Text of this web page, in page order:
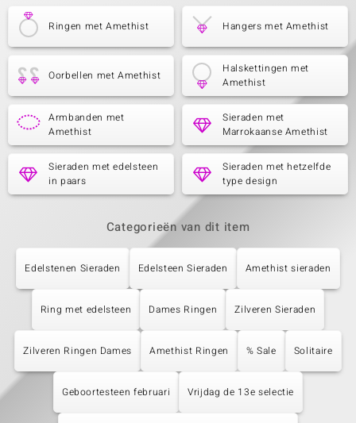
Ringen met Amethist Hangers met Amethist
Oorbellen met Amethist
Halskettingen met
Amethist
Armbanden met
Amethist
Sieraden met
Marrokaanse Amethist
Sieraden met edelsteen
in paars
Sieraden met hetzelfde
type design
Categorieën van dit item
Edelstenen Sieraden Edelsteen Sieraden Amethist sieraden
Ring met edelsteen Dames Ringen Zilveren Sieraden
Zilveren Ringen Dames Amethist Ringen % Sale Solitaire
Geboortesteen februari Vrijdag de 13e selectie